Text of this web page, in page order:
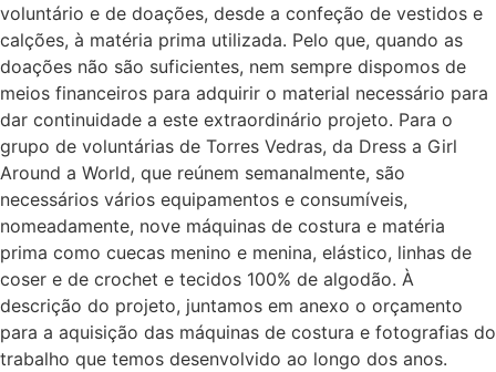
voluntário e de doações, desde a confeção de vestidos e
calções, à matéria prima utilizada. Pelo que, quando as
doações não são suficientes, nem sempre dispomos de
meios financeiros para adquirir o material necessário para
dar continuidade a este extraordinário projeto. Para o
grupo de voluntárias de Torres Vedras, da Dress a Girl
Around a World, que reúnem semanalmente, são
necessários vários equipamentos e consumíveis,
nomeadamente, nove máquinas de costura e matéria
prima como cuecas menino e menina, elástico, linhas de
coser e de crochet e tecidos 100% de algodão. À
descrição do projeto, juntamos em anexo o orçamento
para a aquisição das máquinas de costura e fotografias do
trabalho que temos desenvolvido ao longo dos anos.